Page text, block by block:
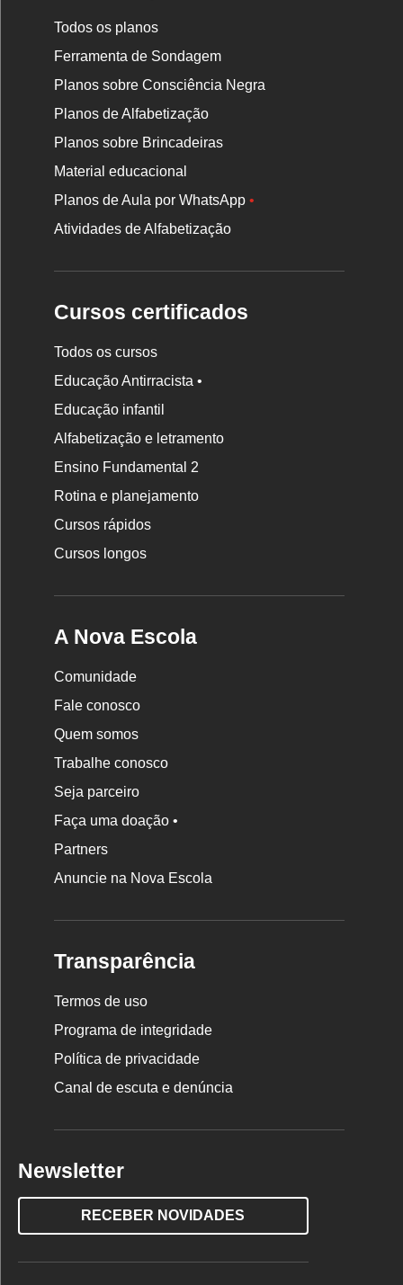
Todos os planos
Ferramenta de Sondagem
Planos sobre Consciência Negra
Planos de Alfabetização
Planos sobre Brincadeiras
Material educacional
Planos de Aula por WhatsApp•
Atividades de Alfabetização
Cursos certificados
Todos os cursos
Educação Antirracista •
Educação infantil
Alfabetização e letramento
Ensino Fundamental 2
Rotina e planejamento
Cursos rápidos
Cursos longos
A Nova Escola
Comunidade
Fale conosco
Quem somos
Trabalhe conosco
Seja parceiro
Faça uma doação •
Partners
Anuncie na Nova Escola
Transparência
Termos de uso
Programa de integridade
Política de privacidade
Canal de escuta e denúncia
Newsletter
RECEBER NOVIDADES